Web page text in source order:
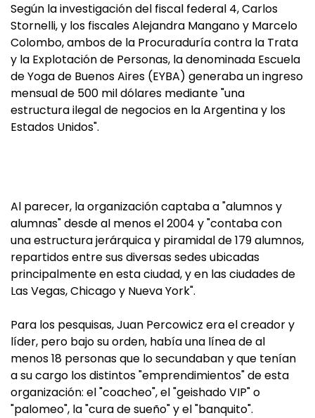
Según la investigación del fiscal federal 4, Carlos
Stornelli, y los fiscales Alejandra Mangano y Marcelo
Colombo, ambos de la Procuraduría contra la Trata
y la Explotación de Personas, la denominada Escuela
de Yoga de Buenos Aires (EYBA) generaba un ingreso
mensual de 500 mil dólares mediante "una
estructura ilegal de negocios en la Argentina y los
Estados Unidos".
Al parecer, la organización captaba a "alumnos y
alumnas" desde al menos el 2004 y "contaba con
una estructura jerárquica y piramidal de 179 alumnos,
repartidos entre sus diversas sedes ubicadas
principalmente en esta ciudad, y en las ciudades de
Las Vegas, Chicago y Nueva York".
Para los pesquisas, Juan Percowicz era el creador y
líder, pero bajo su orden, había una línea de al
menos 18 personas que lo secundaban y que tenían
a su cargo los distintos "emprendimientos" de esta
organización: el "coacheo", el "geishado VIP" o
"palomeo", la "cura de sueño" y el "banquito".